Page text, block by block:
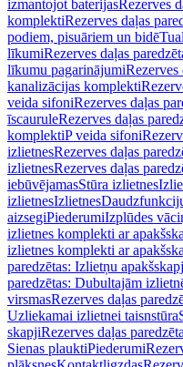
izmantojot baterijasRezerves
komplektiRezerves daļas
podiem, pisuāriem un bidē
līkumiRezerves daļas
līkumu pagarinājumiRezerves
kanalizācijas komplekti
veida sifoniRezerves daļas
īscauruleRezerves daļas
komplektiP veida sifoni
izlietnesRezerves daļas
izlietnesRezerves daļas
iebūvējamasStūra izlietnes
izlietnesIzlietnes
aizsegiPiederumiIzplūdes
izlietnes komplekti ar
izlietnes komplekti ar
paredzētas: Izlietņu
paredzētas: Dubultajām
virsmasRezerves daļas
Uzliekamai izlietnei taisnstūra
skapjiRezerves daļas
Sienas plauktiPiederumi